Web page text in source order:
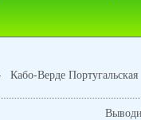
Кабо-Верде Португальская